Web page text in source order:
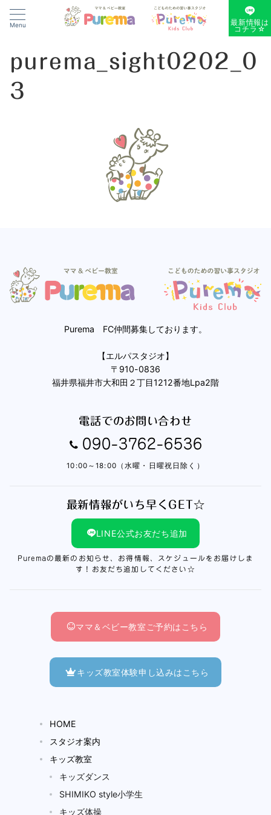
Menu 最新情報は
コチラ☆
purema_sight0202_0
3
Purema FC仲間募集しております。
【エルパスタジオ】
〒910-0836
福井県福井市大和田２丁目1212番地Lpa2階
電話でのお問い合わせ
090-3762-6536
10:00～18:00（水曜・日曜祝日除く）
最新情報がいち早くGET☆
LINE公式お友だち追加
Puremaの最新のお知らせ、お得情報、スケジュールをお届けしま
す！お友だち追加してください☆
ママ＆ベビー教室ご予約はこちら
キッズ教室体験申し込みはこちら
HOME
スタジオ案内
キッズ教室
キッズダンス
SHIMIKO style小学生
キッズ体操